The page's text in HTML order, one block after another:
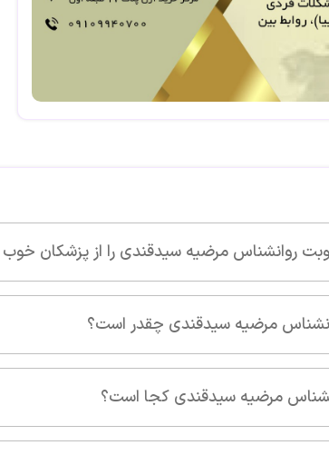
مرضیه سیدقندی را از پزشکان خوب بگیرم و ویزیت شوم؟
مرضیه سیدقندی چقدر است؟
مرضیه سیدقندی کجا است؟